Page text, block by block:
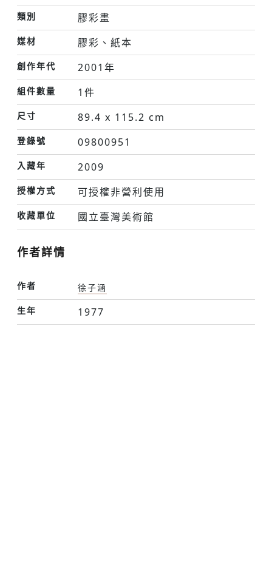
類別 膠彩畫
媒材 膠彩、紙本
創作年代 2001年
組件數量 1件
尺寸 89.4 x 115.2 cm
登錄號 09800951
入藏年 2009
授權方式 可授權非營利使用
收藏單位 國立臺灣美術館
作者詳情
作者
徐子涵
生年
1977